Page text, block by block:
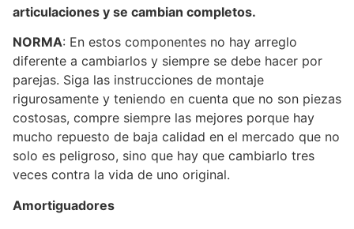
articulaciones y se cambian completos.
NORMA: En estos componentes no hay arreglo
diferente a cambiarlos y siempre se debe hacer por
parejas. Siga las instrucciones de montaje
rigurosamente y teniendo en cuenta que no son piezas
costosas, compre siempre las mejores porque hay
mucho repuesto de baja calidad en el mercado que no
solo es peligroso, sino que hay que cambiarlo tres
veces contra la vida de uno original.
Amortiguadores